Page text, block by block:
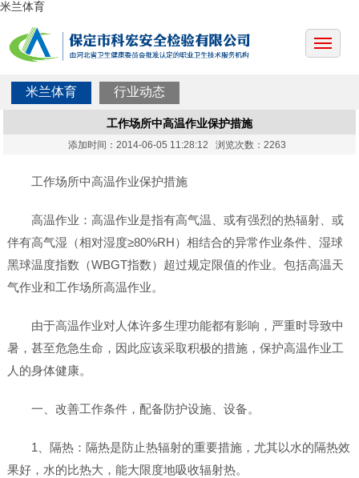
米兰体育
米兰体育 行业动态
工作场所中高温作业保护措施
添加时间：2014-06-05 11:28:12 浏览次数：2263
工作场所中高温作业保护措施
高温作业：高温作业是指有高气温、或有强烈的热辐射、或
伴有高气湿（相对湿度≥80%RH）相结合的异常作业条件、湿球
黑球温度指数（WBGT指数）超过规定限值的作业。包括高温天
气作业和工作场所高温作业。
由于高温作业对人体许多生理功能都有影响，严重时导致中
暑，甚至危急生命，因此应该采取积极的措施，保护高温作业工
人的身体健康。
一、改善工作条件，配备防护设施、设备。
1、隔热：隔热是防止热辐射的重要措施，尤其以水的隔热效
果好，水的比热大，能大限度地吸收辐射热。